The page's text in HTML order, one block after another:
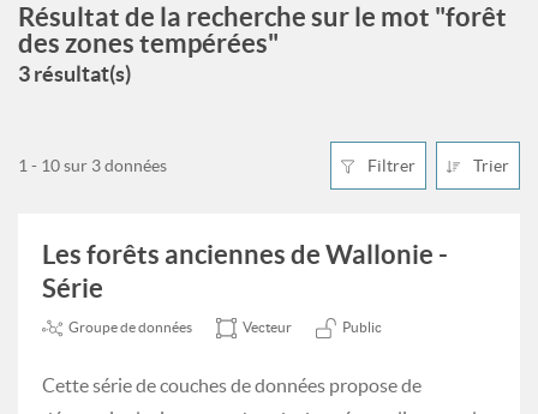
Résultat de la recherche sur le mot "forêt
des zones tempérées"
3 résultat(s)
Filtrer Trier
1 - 10 sur 3 données
Les forêts anciennes de Wallonie -
Série
Groupe de données Vecteur Public
Cette série de couches de données propose de